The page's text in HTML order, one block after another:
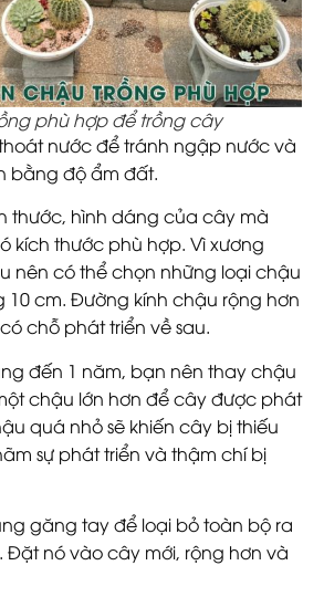
phù hợp để trồng cây
nước để tránh ngập nước và
bằng độ ẩm đất.
thước, hình dáng của cây mà
kích thước phù hợp. Vì xương
nên có thể chọn những loại chậu
10 cm. Đường kính chậu rộng hơn
chỗ phát triển về sau.
đến 1 năm, bạn nên thay chậu
chậu lớn hơn để cây được phát
quá nhỏ sẽ khiến cây bị thiếu
sự phát triển và thậm chí bị
găng tay để loại bỏ toàn bộ ra
Đặt nó vào cây mới, rộng hơn và